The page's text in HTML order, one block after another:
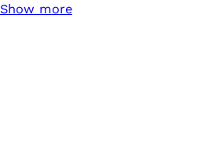
Show more